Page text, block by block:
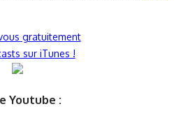
gratuitement
sur iTunes !
Youtube :